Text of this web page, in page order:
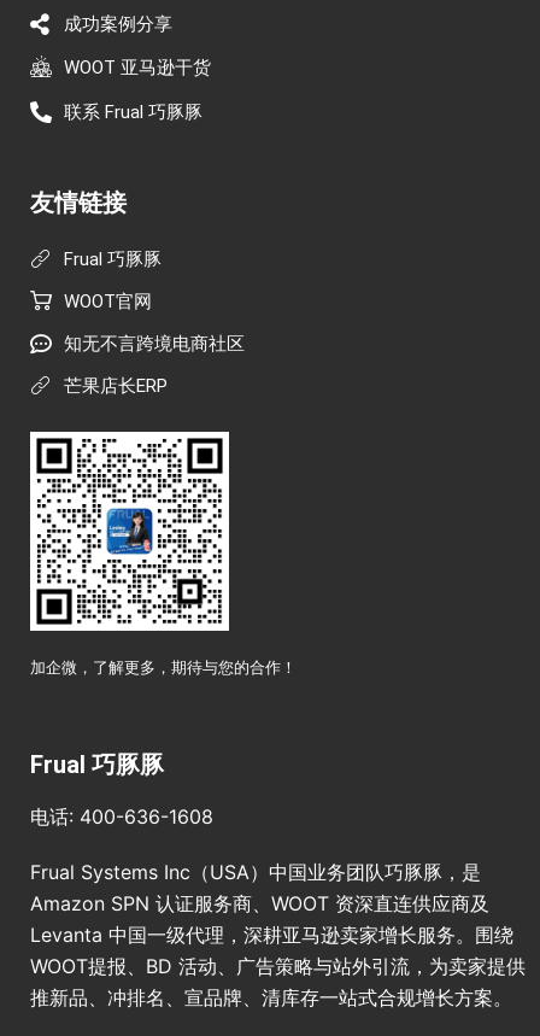
成功案例分享
WOOT 亚马逊干货
联系 Frual 巧豚豚
友情链接
Frual 巧豚豚
WOOT官网
知无不言跨境电商社区
芒果店长ERP
加企微，了解更多，期待与您的合作！
Frual 巧豚豚
电话: 400-636-1608
Frual Systems Inc（USA）中国业务团队巧豚豚，是
Amazon SPN 认证服务商、WOOT 资深直连供应商及
Levanta 中国一级代理，深耕亚马逊卖家增长服务。围绕
WOOT提报、BD 活动、广告策略与站外引流，为卖家提供
推新品、冲排名、宣品牌、清库存一站式合规增长方案。